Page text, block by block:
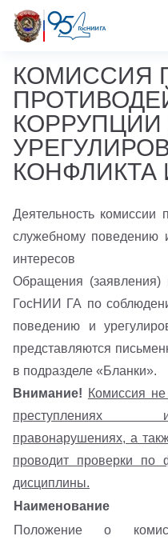
КОМИССИЯ
КОРРУПЦИИ
КОНФЛИКТА
Деятельность
служебному поведению
интересов
Обращения (заявления)
ГосНИИ ГА по
поведению и
представляются
в подразделе «Бланки».
Внимание! Комиссия
преступлениях
правонарушениях, а
проводит проверки по
дисциплины.
Наименование
Положение о